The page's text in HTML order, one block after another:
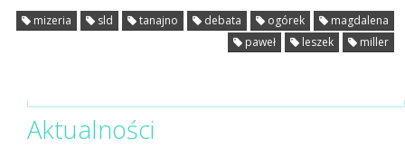
mizeria sld tanajno debata ogórek
magdalena
paweł
leszek miller
Aktualności